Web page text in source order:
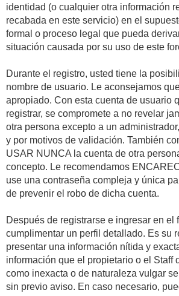
identidad (o cualquier otra información
recabada en este servicio) en el
formal o proceso legal que pueda
situación causada por su uso de este
Durante el registro, usted tiene la
nombre de usuario. Le aconsejamos
apropiado. Con esta cuenta de usuario
registrar, se compromete a no revelar
otra persona excepto a un
y por motivos de validación. También
USAR NUNCA la cuenta de otra
concepto. Le recomendamos
use una contraseña compleja y única
de prevenir el robo de dicha cuenta.
Después de registrarse e ingresar en el
cumplimentar un perfil detallado. Es su
presentar una información nítida y
información que el propietario o el Staff
como inexacta o de naturaleza vulgar
sin previo aviso. En caso necesario,